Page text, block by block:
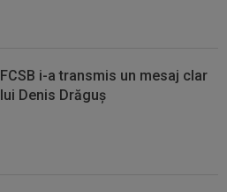
FCSB i-a transmis un mesaj clar
lui Denis Drăguș